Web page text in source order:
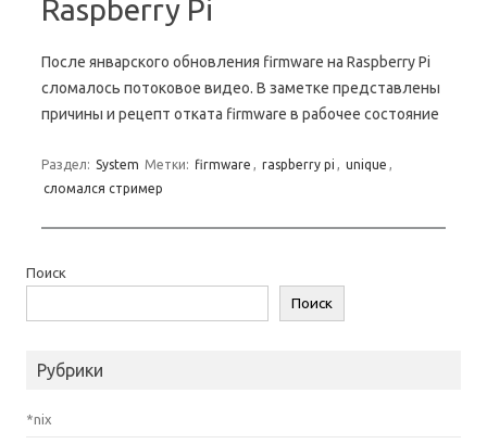
Raspberry Pi
После январского обновления firmware на Raspberry Pi
сломалось потоковое видео. В заметке представлены
причины и рецепт отката firmware в рабочее состояние
Раздел: System Метки: firmware , raspberry pi , unique ,
сломался стример
Поиск
Поиск
Рубрики
*nix